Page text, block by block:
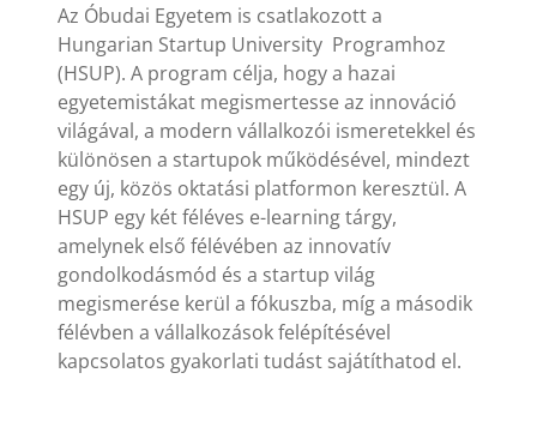
Az Óbudai Egyetem is csatlakozott a
Hungarian Startup University Programhoz
(HSUP). A program célja, hogy a hazai
egyetemistákat megismertesse az innováció
világával, a modern vállalkozói ismeretekkel és
különösen a startupok működésével, mindezt
egy új, közös oktatási platformon keresztül. A
HSUP egy két féléves e-learning tárgy,
amelynek első félévében az innovatív
gondolkodásmód és a startup világ
megismerése kerül a fókuszba, míg a második
félévben a vállalkozások felépítésével
kapcsolatos gyakorlati tudást sajátíthatod el.